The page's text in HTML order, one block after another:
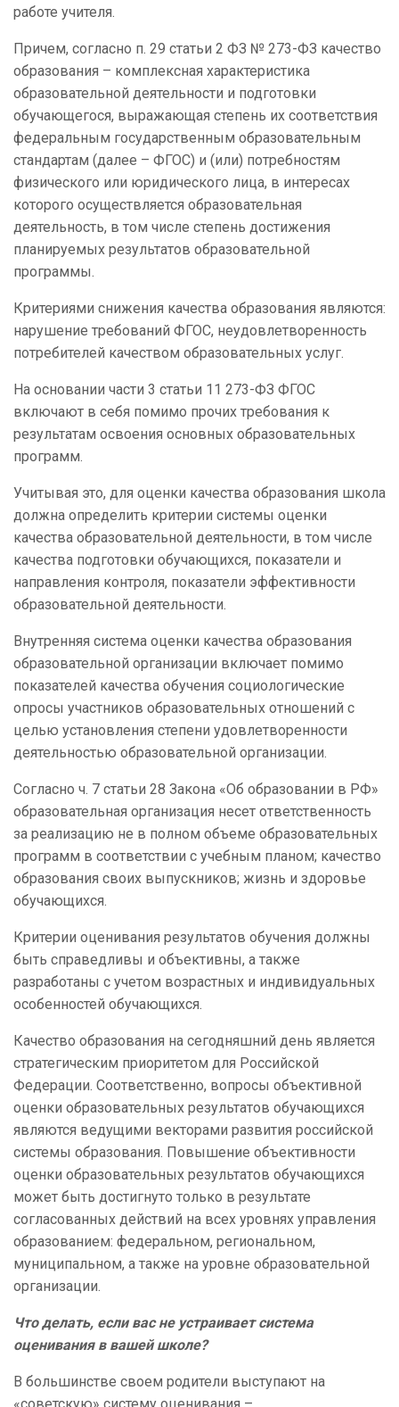
работе учителя.
Причем, согласно п. 29 статьи 2 ФЗ № 273-ФЗ качество
образования – комплексная характеристика
образовательной деятельности и подготовки
обучающегося, выражающая степень их соответствия
федеральным государственным образовательным
стандартам (далее – ФГОС) и (или) потребностям
физического или юридического лица, в интересах
которого осуществляется образовательная
деятельность, в том числе степень достижения
планируемых результатов образовательной
программы.
Критериями снижения качества образования являются:
нарушение требований ФГОС, неудовлетворенность
потребителей качеством образовательных услуг.
На основании части 3 статьи 11 273-ФЗ ФГОС
включают в себя помимо прочих требования к
результатам освоения основных образовательных
программ.
Учитывая это, для оценки качества образования школа
должна определить критерии системы оценки
качества образовательной деятельности, в том числе
качества подготовки обучающихся, показатели и
направления контроля, показатели эффективности
образовательной деятельности.
Внутренняя система оценки качества образования
образовательной организации включает помимо
показателей качества обучения социологические
опросы участников образовательных отношений с
целью установления степени удовлетворенности
деятельностью образовательной организации.
Согласно ч. 7 статьи 28 Закона «Об образовании в РФ»
образовательная организация несет ответственность
за реализацию не в полном объеме образовательных
программ в соответствии с учебным планом; качество
образования своих выпускников; жизнь и здоровье
обучающихся.
Критерии оценивания результатов обучения должны
быть справедливы и объективны, а также
разработаны с учетом возрастных и индивидуальных
особенностей обучающихся.
Качество образования на сегодняшний день является
стратегическим приоритетом для Российской
Федерации. Соответственно, вопросы объективной
оценки образовательных результатов обучающихся
являются ведущими векторами развития российской
системы образования. Повышение объективности
оценки образовательных результатов обучающихся
может быть достигнуто только в результате
согласованных действий на всех уровнях управления
образованием: федеральном, региональном,
муниципальном, а также на уровне образовательной
организации.
Что делать, если вас не устраивает система
оценивания в вашей школе?
В большинстве своем родители выступают на